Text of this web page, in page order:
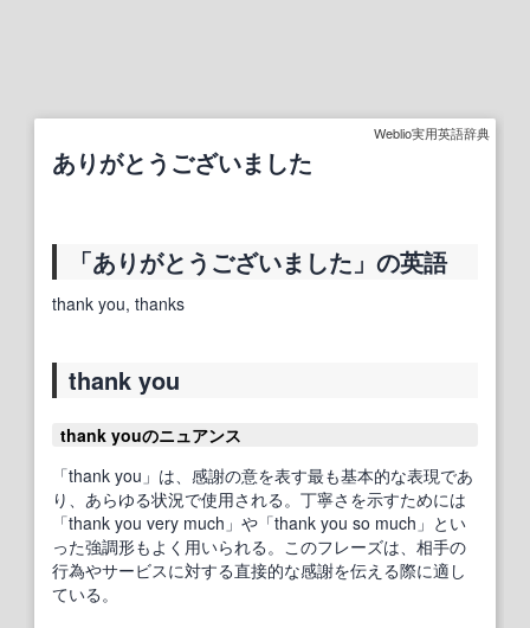
Weblio実用英語辞典
ありがとうございました
「ありがとうございました」の英語
thank you, thanks
thank you
thank youのニュアンス
「thank you」は、感謝の意を表す最も基本的な表現であ
り、あらゆる状況で使用される。丁寧さを示すためには
「thank you very much」や「thank you so much」とい
った強調形もよく用いられる。このフレーズは、相手の
行為やサービスに対する直接的な感謝を伝える際に適し
ている。